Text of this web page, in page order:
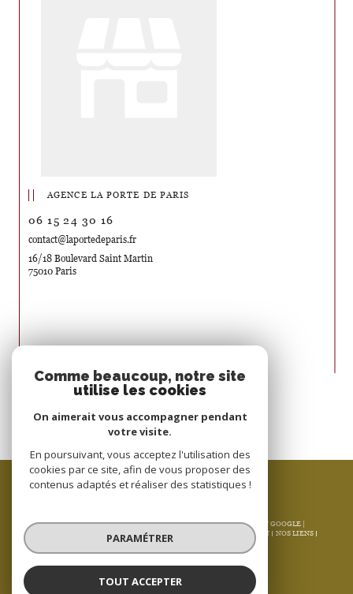
AGENCE LA PORTE DE PARIS
06 15 24 30 16
contact@laportedeparis.fr
16/18 Boulevard Saint Martin
75010 Paris
Nous suivre sur
ESPACE PROPRIÉTAIRE
SE CONNECTER
© 2026 | TOUS DROITS RÉSERVÉS | TRADUCTION POWERED BY GOOGLE |
PLAN DU SITE MENTIONS LÉGALES ADMIN
NOS LIENS
POLITIQUE RGPD
Comme beaucoup, notre site
utilise les cookies
On aimerait vous accompagner pendant
votre visite.
En poursuivant, vous acceptez l'utilisation des
cookies par ce site, afin de vous proposer des
contenus adaptés et réaliser des statistiques !
PARAMÉTRER
TOUT ACCEPTER